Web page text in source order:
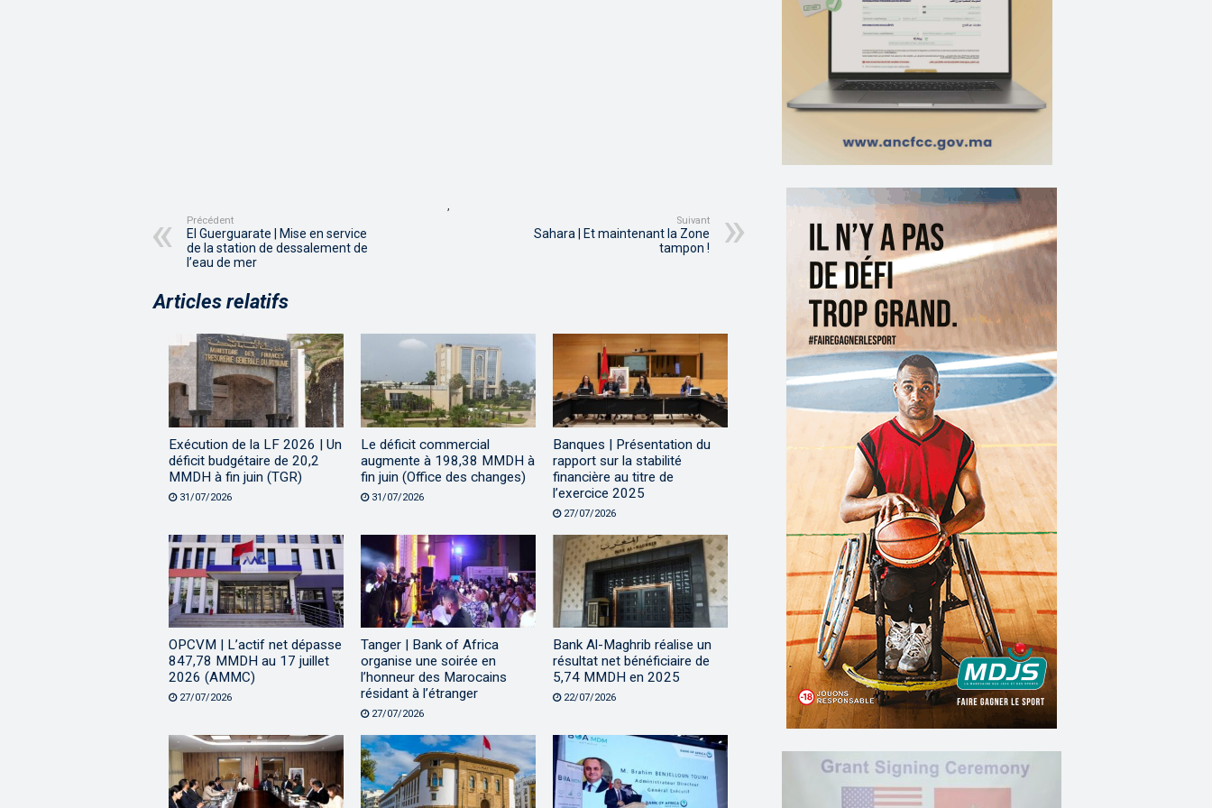
,
Précédent
El Guerguarate | Mise en service
de la station de dessalement de
l’eau de mer
Suivant
Sahara | Et maintenant la Zone
tampon !
Articles relatifs
Exécution de la LF 2026 | Un
déficit budgétaire de 20,2
MMDH à fin juin (TGR)
31/07/2026
Le déficit commercial
augmente à 198,38 MMDH à
fin juin (Office des changes)
31/07/2026
Banques | Présentation du
rapport sur la stabilité
financière au titre de
l’exercice 2025
27/07/2026
OPCVM | L’actif net dépasse
847,78 MMDH au 17 juillet
2026 (AMMC)
27/07/2026
Tanger | Bank of Africa
organise une soirée en
l’honneur des Marocains
résidant à l’étranger
27/07/2026
Bank Al-Maghrib réalise un
résultat net bénéficiaire de
5,74 MMDH en 2025
22/07/2026